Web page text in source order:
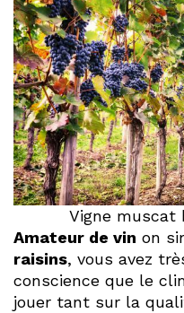
Vigne muscat
Amateur de vin on
raisins, vous avez
conscience que le
jouer tant sur la